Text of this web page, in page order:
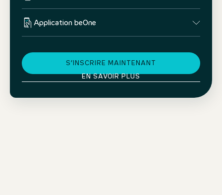
Application beOne
S’INSCRIRE MAINTENANT
EN SAVOIR PLUS